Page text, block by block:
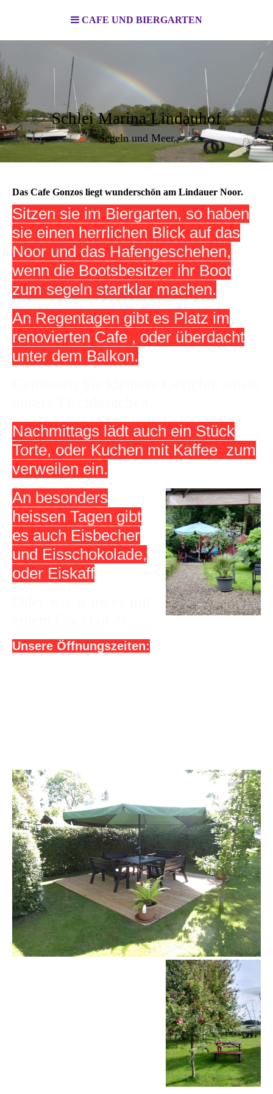
CAFE UND BIERGARTEN
Schlei Marina Lindauhof
Segeln und Meer
Das Cafe Gonzos liegt wunderschön am Lindauer Noor.
Sitzen sie im Biergarten, so haben
sie einen herrlichen Blick auf das
Noor und das Hafengeschehen,
wenn die Bootsbesitzer ihr Boot
zum segeln startklar machen.
An Regentagen gibt es Platz im
renovierten Cafe , oder überdacht
unter dem Balkon.
Nachmittags lädt auch ein Stück
Torte, oder Kuchen mit Kaffee zum
verweilen ein.
An besonders
heissen Tagen gibt
es auch Eisbecher
und Eisschokolade,
oder Eiskaff
Unsere Öffnungszeiten: